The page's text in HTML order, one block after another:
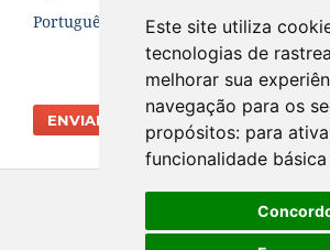
Este site utiliza
tecnologias de
melhorar sua
navegação para os
propósitos: para
funcionalidade
Português (Brasil)
ENVIAR SUBMISSÃO